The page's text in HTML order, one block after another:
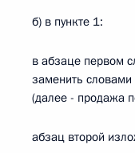
б) в пункте 1:
в абзаце первом
заменить
(далее - продажа
абзац второй